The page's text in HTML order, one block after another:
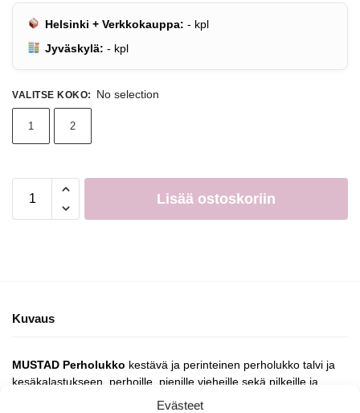
Evästeet
Helsinki + Verkkokauppa: - kpl
Jyväskylä: - kpl
VALITSE KOKO: No selection
1 2
Lisää ostoskoriin
Kuvaus
MUSTAD Perholukko kestävä ja perinteinen perholukko talvi ja
kesäkalastukseen, perhoille, pienille vieheille sekä pilkeille ja